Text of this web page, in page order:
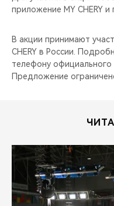
приложение MY CHERY
В акции принимают
CHERY в России.
телефону
Предложение